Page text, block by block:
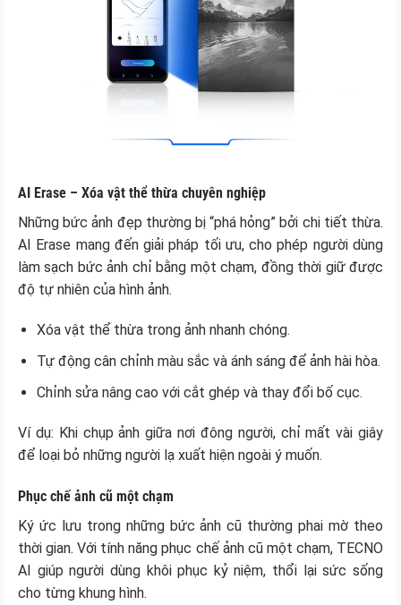
AI Erase – Xóa vật thể thừa chuyên nghiệp
Những bức ảnh đẹp thường bị “phá hỏng” bởi chi tiết thừa.
AI Erase mang đến giải pháp tối ưu, cho phép người dùng
làm sạch bức ảnh chỉ bằng một chạm, đồng thời giữ được
độ tự nhiên của hình ảnh.
Xóa vật thể thừa trong ảnh nhanh chóng.
Tự động cân chỉnh màu sắc và ánh sáng để ảnh hài hòa.
Chỉnh sửa nâng cao với cắt ghép và thay đổi bố cục.
Ví dụ: Khi chụp ảnh giữa nơi đông người, chỉ mất vài giây
để loại bỏ những người lạ xuất hiện ngoài ý muốn.
Phục chế ảnh cũ một chạm
Ký ức lưu trong những bức ảnh cũ thường phai mờ theo
thời gian. Với tính năng phục chế ảnh cũ một chạm, TECNO
AI giúp người dùng khôi phục kỷ niệm, thổi lại sức sống
cho từng khung hình.